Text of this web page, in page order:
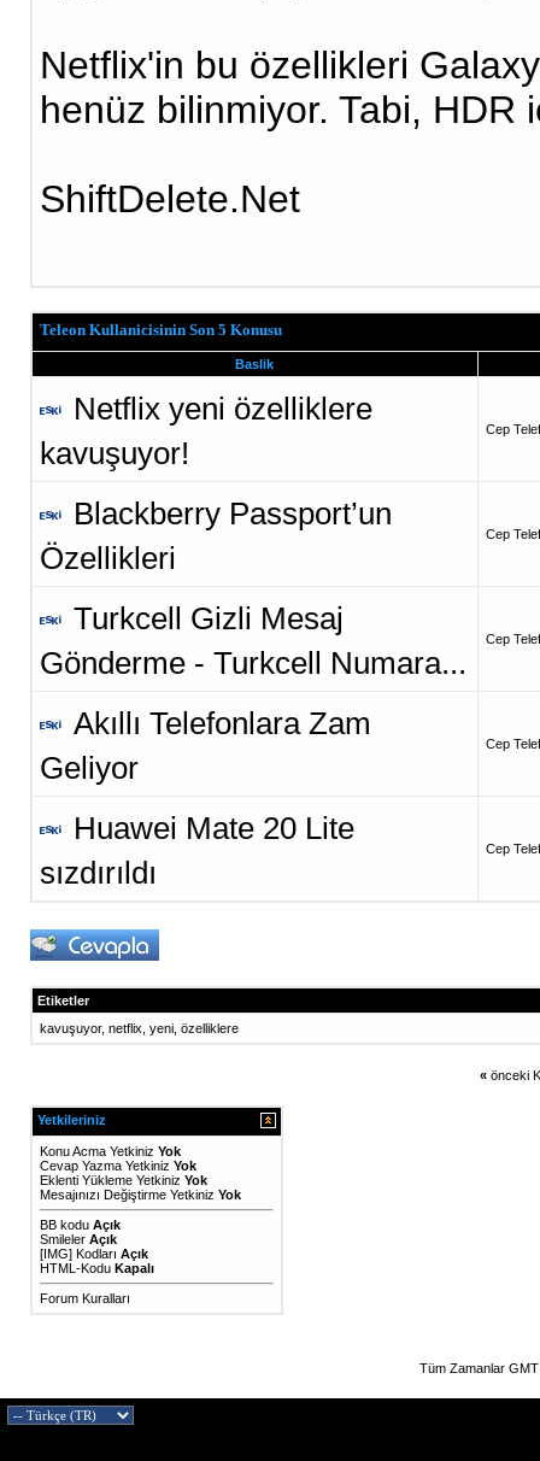
Netflix'in bu özellikleri
henüz bilinmiyor. Tabi, HDR
ShiftDelete.Net
Teleon Kullanicisinin Son 5 Konusu
Baslik
Netflix yeni özelliklere
kavuşuyor!
Cep
Blackberry Passport’un
Özellikleri
Cep
Turkcell Gizli Mesaj
Gönderme - Turkcell Numara...
Cep
Akıllı Telefonlara Zam
Geliyor
Cep
Huawei Mate 20 Lite
sızdırıldı
Cep
Etiketler
kavuşuyor, netflix yeni özelliklere
« önceki
Yetkileriniz
Konu Acma Yetkiniz Yok
Cevap Yazma Yetkiniz Yok
Eklenti Yükleme Yetkiniz Yok
Mesajınızı Değiştirme Yetkiniz Yok
BB kodu Açık
Smileler Açık
[IMG] Kodları Açık
HTML-Kodu Kapalı
Forum Kuralları
Tüm Zamanlar